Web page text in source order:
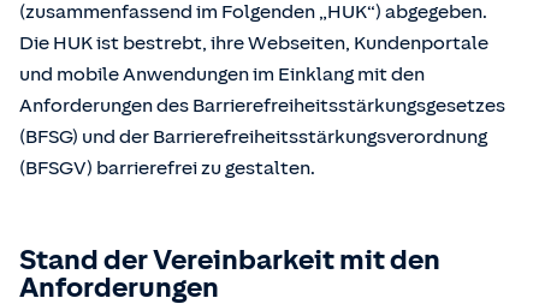
(zusammenfassend im Folgenden „HUK“) abgegeben.
Die HUK ist bestrebt, ihre Webseiten, Kundenportale
und mobile Anwendungen im Einklang mit den
Anforderungen des Barrierefreiheitsstärkungsgesetzes
(BFSG) und der Barrierefreiheitsstärkungsverordnung
(BFSGV) barrierefrei zu gestalten.
Stand der Vereinbarkeit mit den
Anforderungen